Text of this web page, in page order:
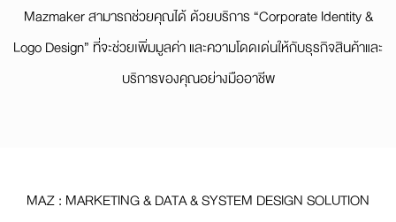
Mazmaker สามารถช่วยคุณได้ ด้วยบริการ “Corporate Identity &
Logo Design” ที่จะช่วยเพิ่มมูลค่า และความโดดเด่นให้กับธุรกิจสินค้าและ
บริการของคุณอย่างมืออาชีพ
MAZ : MARKETING & DATA & SYSTEM DESIGN SOLUTION